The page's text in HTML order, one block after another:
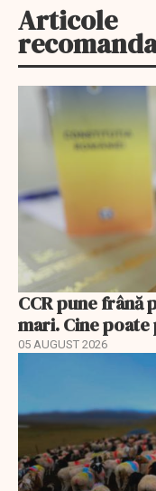
Articole
CCR pune
mari. Cine
05 AUGUST 2026